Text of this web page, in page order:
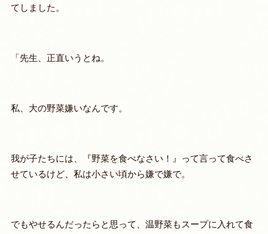
てしました。
「先生、正直いうとね。
私、大の野菜嫌いなんです。
我が子たちには、『野菜を食べなさい！』って言って食べさ
せているけど、私は小さい頃から嫌で嫌で。
でもやせるんだったらと思って、温野菜もスープに入れて食